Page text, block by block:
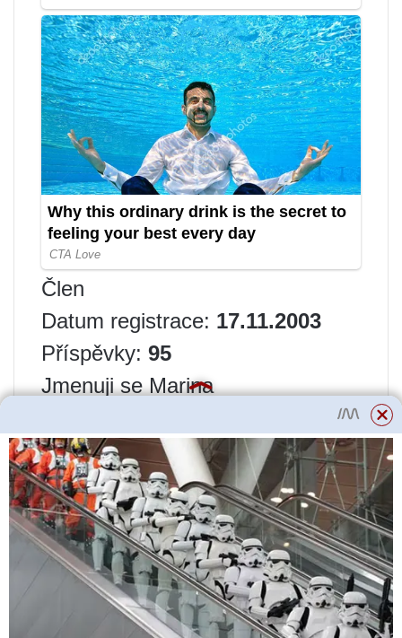
Člen
Datum registrace: 17.11.2003
Příspěvky: 95
Jmenuji se Marina
Odesláno 22.07.2005. 04. 51 –
XNUMX:XNUMX
Pokud jsou kořeny v pořádku,
vytvoří nové výhonky.
Obecně u nás fuchsie rostou a
kvetou pod pražícím sluncem